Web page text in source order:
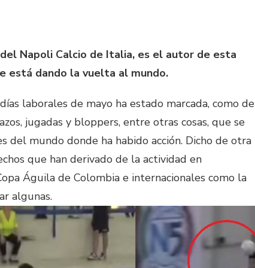
Napoli Calcio de Italia, es el autor de esta
está dando la vuelta al mundo.
laborales de mayo ha estado marcada, como de
jugadas y bloppers, entre otras cosas, que se
del mundo donde ha habido acción. Dicho de otra
que han derivado de la actividad en
Águila de Colombia e internacionales como la
algunas.